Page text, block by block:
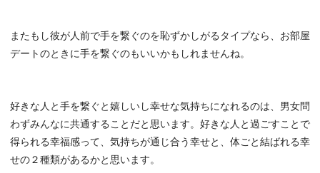
またもし彼が人前で手を繋ぐのを恥ずかしがるタイプなら、お部屋
デートのときに手を繋ぐのもいいかもしれませんね。
好きな人と手を繋ぐと嬉しいし幸せな気持ちになれるのは、男女問
わずみんなに共通することだと思います。好きな人と過ごすことで
得られる幸福感って、気持ちが通じ合う幸せと、体ごと結ばれる幸
せの２種類があるかと思います。